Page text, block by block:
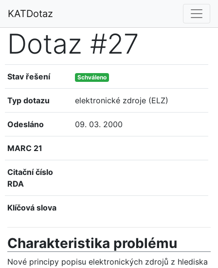
KATDotaz
Dotaz #27
Stav řešení Schváleno
Typ dotazu elektronické zdroje (ELZ)
Odesláno 09. 03. 2000
MARC 21
Citační číslo
RDA
Klíčová slova
Charakteristika problému
Nové principy popisu elektronických zdrojů z hlediska